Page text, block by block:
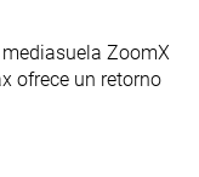
ZoomX
ofrece un retorno